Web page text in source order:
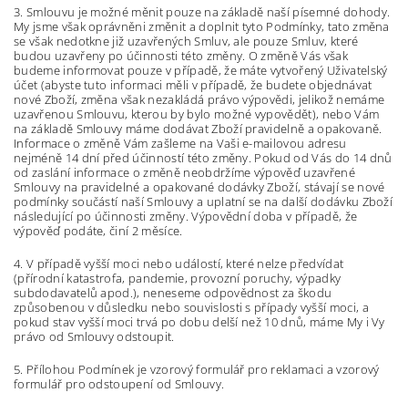
3. Smlouvu je možné měnit pouze na základě naší písemné dohody.
My jsme však oprávněni změnit a doplnit tyto Podmínky, tato změna
se však nedotkne již uzavřených Smluv, ale pouze Smluv, které
budou uzavřeny po účinnosti této změny. O změně Vás však
budeme informovat pouze v případě, že máte vytvořený Uživatelský
účet (abyste tuto informaci měli v případě, že budete objednávat
nové Zboží, změna však nezakládá právo výpovědi, jelikož nemáme
uzavřenou Smlouvu, kterou by bylo možné vypovědět), nebo Vám
na základě Smlouvy máme dodávat Zboží pravidelně a opakovaně.
Informace o změně Vám zašleme na Vaši e-mailovou adresu
nejméně 14 dní před účinností této změny. Pokud od Vás do 14 dnů
od zaslání informace o změně neobdržíme výpověď uzavřené
Smlouvy na pravidelné a opakované dodávky Zboží, stávají se nové
podmínky součástí naší Smlouvy a uplatní se na další dodávku Zboží
následující po účinnosti změny. Výpovědní doba v případě, že
výpověď podáte, činí 2 měsíce.
4. V případě vyšší moci nebo událostí, které nelze předvídat
(přírodní katastrofa, pandemie, provozní poruchy, výpadky
subdodavatelů apod.), neneseme odpovědnost za škodu
způsobenou v důsledku nebo souvislosti s případy vyšší moci, a
pokud stav vyšší moci trvá po dobu delší než 10 dnů, máme My i Vy
právo od Smlouvy odstoupit.
5. Přílohou Podmínek je vzorový formulář pro reklamaci a vzorový
formulář pro odstoupení od Smlouvy.